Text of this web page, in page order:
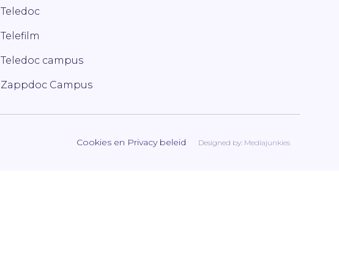
Teledoc
Telefilm
Teledoc campus
Zappdoc Campus
Cookies en Privacy beleid Designed by: Mediajunkies